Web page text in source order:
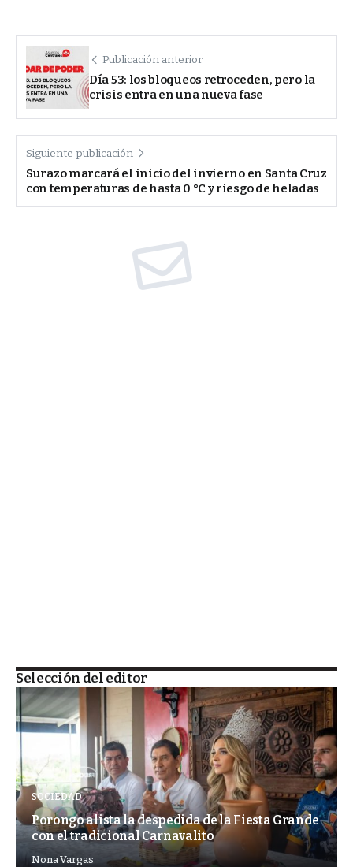
Publicación anterior
Día 53: los bloqueos retroceden, pero la
crisis entra en una nueva fase
Siguiente publicación
Surazo marcará el inicio del invierno en Santa Cruz
con temperaturas de hasta 0 °C y riesgo de heladas
Selección del editor
SOCIEDAD
Porongo alista la despedida de la Fiesta Grande
con el tradicional Carnavalito
Nona Vargas